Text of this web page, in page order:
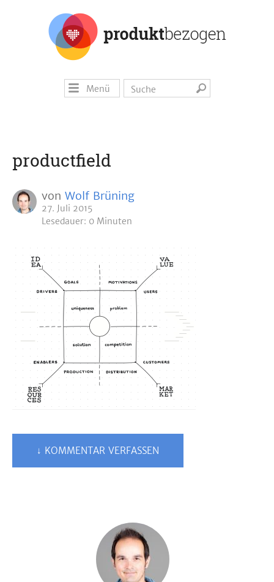
Menü
productfield
von Wolf Brüning
27. Juli 2015
Lesedauer: 0 Minuten
↓ KOMMENTAR VERFASSEN